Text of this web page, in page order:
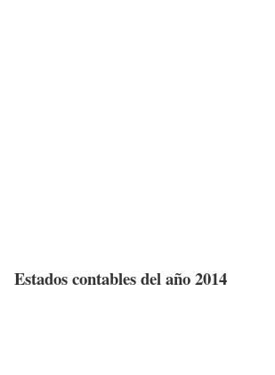
Estados contables del año 2014